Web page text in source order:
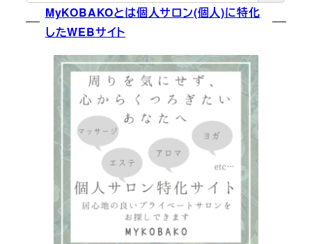
MyKOBAKOとは個人サロン(個人)に特化
したWEBサイト